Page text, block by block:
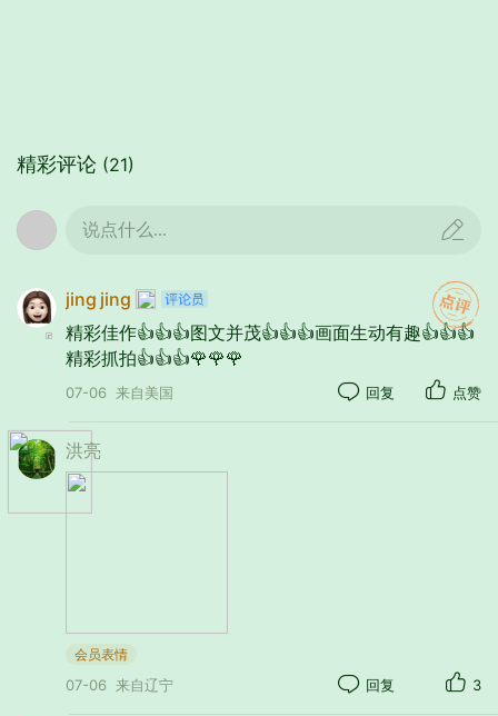
精彩评论 (21)
说点什么...
jing jing
精彩佳作👍👍👍图文并茂👍👍👍画面生动有趣👍👍👍
精彩抓拍👍👍👍🌹🌹🌹
07-06 来自美国 回复 点赞
洪亮
会员表情
07-06 来自辽宁 回复 3